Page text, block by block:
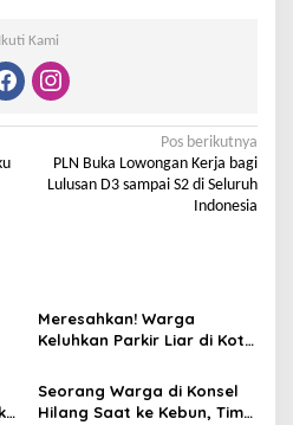
Ikuti Kami
Pos berikutnya
PLN Buka Lowongan Kerja bagi
Lulusan D3 sampai S2 di Seluruh
Indonesia
Meresahkan! Warga
Keluhkan Parkir Liar di Kota
Seorang Warga di Konsel
Hilang Saat ke Kebun, Tim